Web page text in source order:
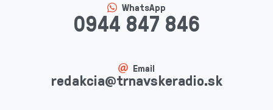
WhatsApp
0944 847 846
Email
redakcia@trnavskeradio.sk